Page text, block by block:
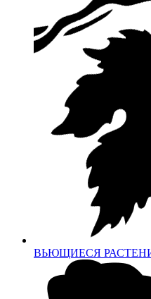
ВЬЮЩИЕСЯ